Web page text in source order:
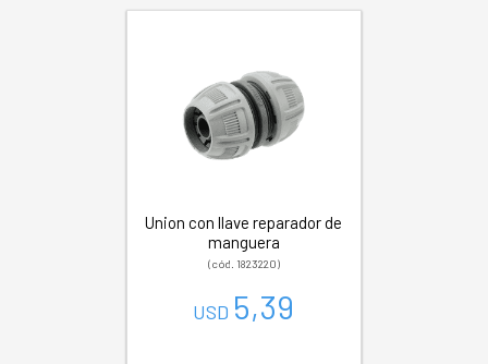
Union con llave reparador de
manguera
(cód. 1823220)
USD 5,39